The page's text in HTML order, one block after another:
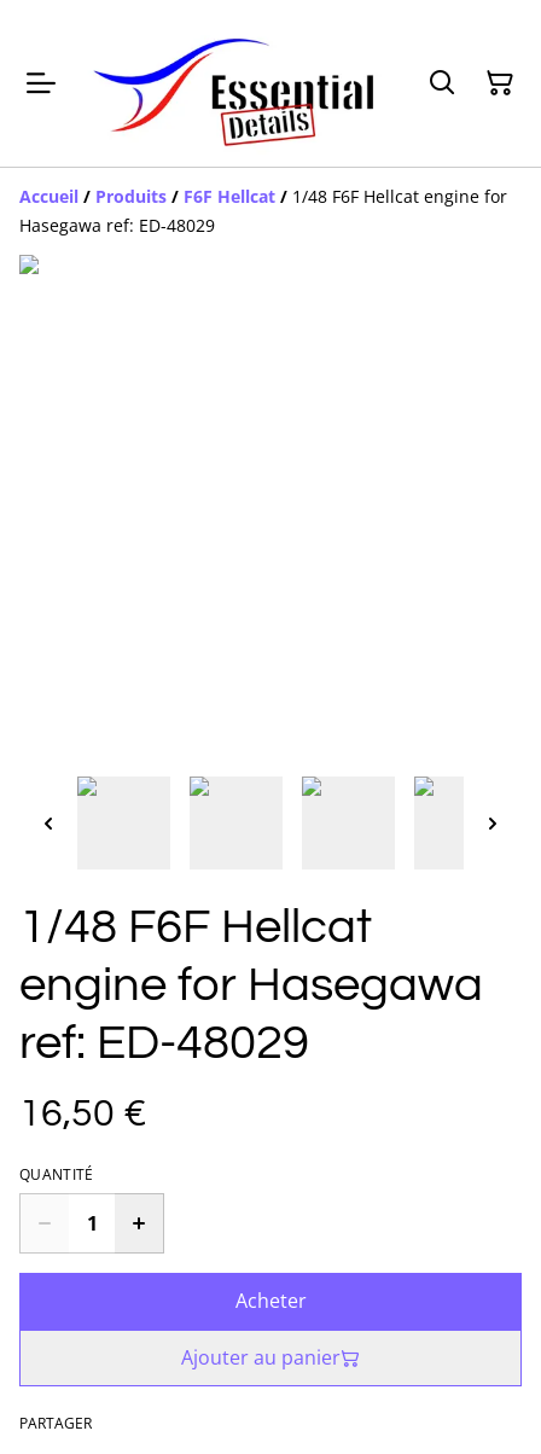
Accueil / Produits / F6F Hellcat / 1/48 F6F Hellcat engine for
Hasegawa ref: ED-48029
1/48 F6F Hellcat
engine for Hasegawa
ref: ED-48029
16,50 €
QUANTITÉ
Acheter
Ajouter au panier
PARTAGER